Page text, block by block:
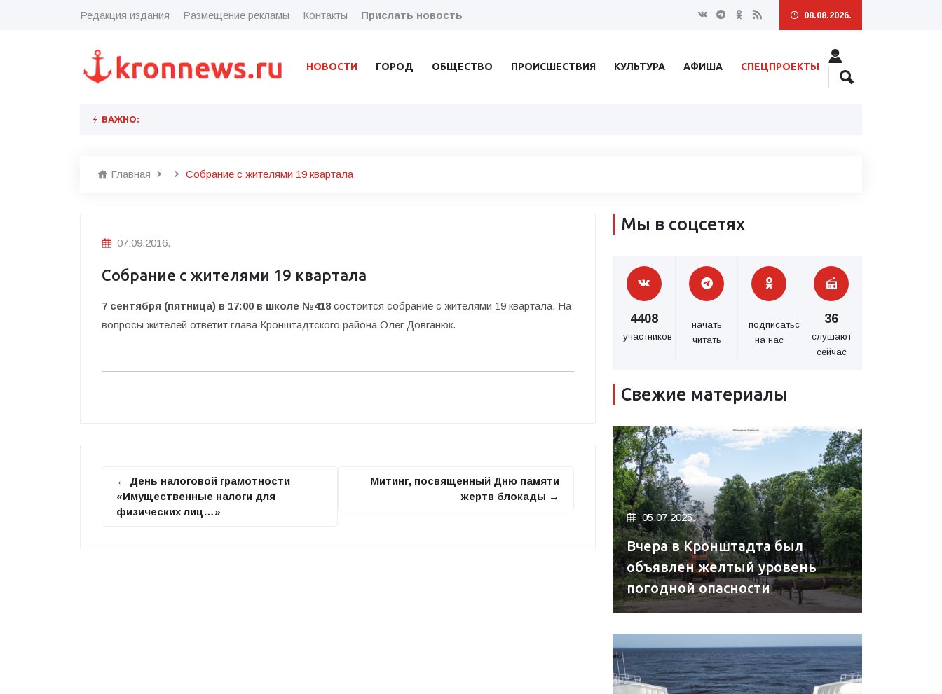
Редакция издания Размещение рекламы Контакты Прислать новость 08.08.2026.
НОВОСТИ ГОРОД ОБЩЕСТВО ПРОИСШЕСТВИЯ КУЛЬТУРА АФИША СПЕЦПРОЕКТЫ
ВАЖНО:
Главная Собрание с жителями 19 квартала
07.09.2016.
Собрание с жителями 19 квартала
7 сентября (пятница) в 17:00 в школе №418 состоится собрание с жителями 19 квартала. На
вопросы жителей ответит глава Кронштадтского района Олег Довганюк.
← День налоговой грамотности
«Имущественные налоги для
физических лиц…»
Митинг, посвященный Дню памяти
жертв блокады →
Мы в соцсетях
4408
участников
начать
читать
подписаться
на нас
36
слушают
сейчас
Свежие материалы
05.07.2025.
Вчера в Кронштадта был
объявлен желтый уровень
погодной опасности